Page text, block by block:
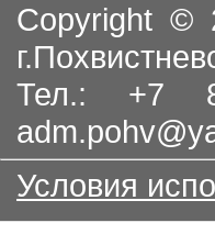
Copyright ©
Тел.: +7
Условия